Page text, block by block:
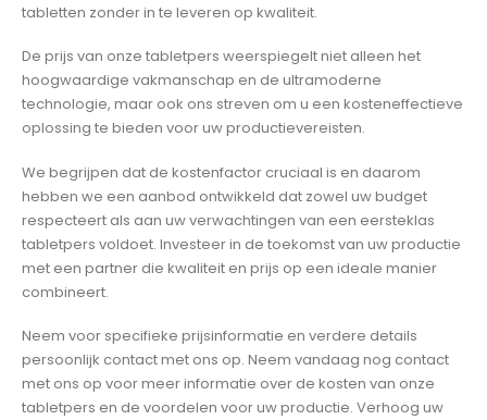
tabletten zonder in te leveren op kwaliteit.
De prijs van onze tabletpers weerspiegelt niet alleen het
hoogwaardige vakmanschap en de ultramoderne
technologie, maar ook ons streven om u een kosteneffectieve
oplossing te bieden voor uw productievereisten.
We begrijpen dat de kostenfactor cruciaal is en daarom
hebben we een aanbod ontwikkeld dat zowel uw budget
respecteert als aan uw verwachtingen van een eersteklas
tabletpers voldoet. Investeer in de toekomst van uw productie
met een partner die kwaliteit en prijs op een ideale manier
combineert.
Neem voor specifieke prijsinformatie en verdere details
persoonlijk contact met ons op. Neem vandaag nog contact
met ons op voor meer informatie over de kosten van onze
tabletpers en de voordelen voor uw productie. Verhoog uw